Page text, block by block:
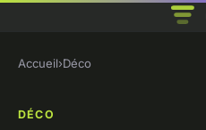
Accueil›Déco
DÉCO